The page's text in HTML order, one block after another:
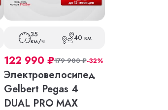
35
км/ч 40 км
122 990 ₽179 900₽-32%
Электровелосипед
Gelbert Pegas 4
DUAL PRO MAX